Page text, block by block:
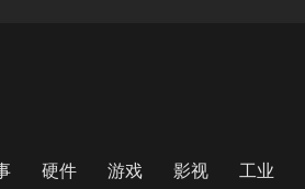
硬件 游戏 影视 工业